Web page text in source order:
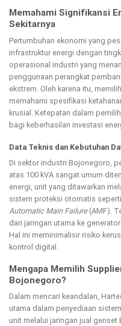
Memahami Signifikansi
Sekitarnya
Pertumbuhan ekonomi yang
infrastruktur energi dengan
operasional industri yang
penggunaan perangkat
ekstrem. Oleh karena itu,
memahami spesifikasi
krusial. Ketepatan dalam
bagi keberhasilan investasi
Data Teknis dan Kebutuhan
Di sektor industri Bojonegoro,
atas 100 kVA sangat umum
energi, unit yang ditawarkan
sistem proteksi otomatis seperti
Automatic Main Failure(AMF).
dari jaringan utama ke
Hal ini meminimalisir risiko
kontrol digital.
Mengapa Memilih
Bojonegoro?
Dalam mencari keandalan,
utama dalam penyediaan
unit melalui jaringan jual